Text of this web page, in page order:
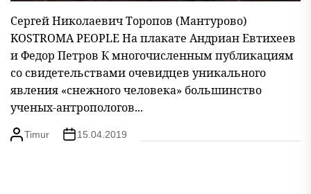
Сергей Николаевич Торопов (Мантурово)
KOSTROMA PEOPLE На плакате Андриан Евтихеев
и Федор Петров К многочисленным публикациям
со свидетельствами очевидцев уникального
явления «снежного человека» большинство
ученых-антропологов...
Timur 15.04.2019